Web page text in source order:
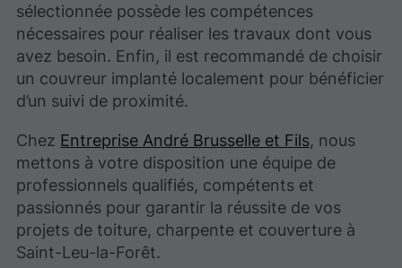
sélectionnée possède les compétences
nécessaires pour réaliser les travaux dont vous
avez besoin. Enfin, il est recommandé de choisir
un couvreur implanté localement pour bénéficier
d’un suivi de proximité.
Chez Entreprise André Brusselle et Fils, nous
mettons à votre disposition une équipe de
professionnels qualifiés, compétents et
passionnés pour garantir la réussite de vos
projets de toiture, charpente et couverture à
Saint-Leu-la-Forêt.